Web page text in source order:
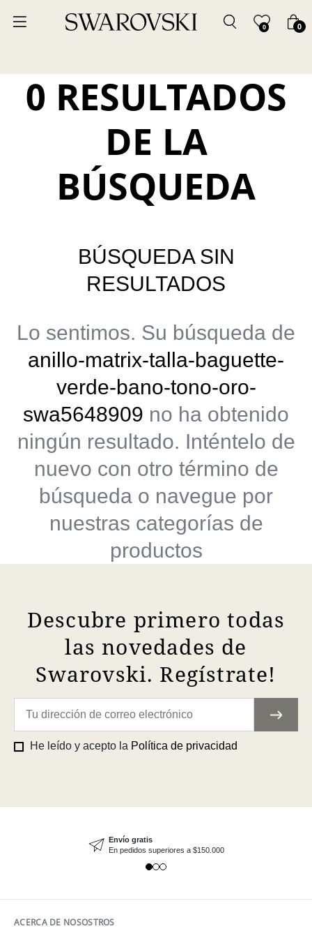
0 0
0 RESULTADOS
DE LA
BÚSQUEDA
BÚSQUEDA SIN
RESULTADOS
Lo sentimos. Su búsqueda de
anillo-matrix-talla-baguette-
verde-bano-tono-oro-
swa5648909 no ha obtenido
ningún resultado. Inténtelo de
nuevo con otro término de
búsqueda o navegue por
nuestras categorías de
productos
Descubre primero todas
las novedades de
Swarovski. Regístrate!
He leído y acepto la Política de privacidad
Envío gratis
En pedidos superiores a $150.000
ACERCA DE NOSOSTROS